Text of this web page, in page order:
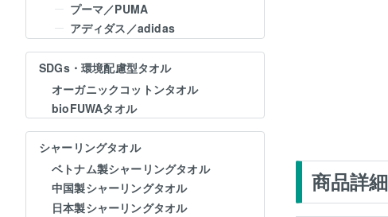
プーマ／PUMA
アディダス／adidas
SDGs・環境配慮型タオル
オーガニックコットンタオル
bioFUWAタオル
シャーリングタオル
ベトナム製シャーリングタオル
中国製シャーリングタオル
日本製シャーリングタオル
商品詳細